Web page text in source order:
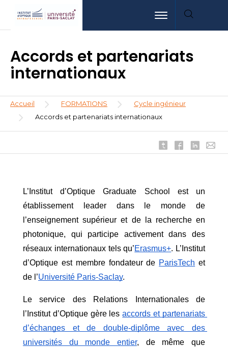
contenu
menu
la
Toggle navigation
Accords et partenariats
internationaux
Fil
d'Ariane
Accueil FORMATIONS
Cycle ingénieur
Accords et partenariats internationaux
L’Institut d’Optique Graduate School est un
établissement leader dans le monde de
l’enseignement supérieur et de la recherche en
photonique, qui participe activement dans des
réseaux internationaux tels qu’Erasmus+. L’Institut
d’Optique est membre fondateur de ParisTech et
de l’Université Paris-Saclay.
Le service des Relations Internationales de
l’Institut d’Optique gère les accords et partenariats
d’échanges et de double-diplôme avec des
universités du monde entier, de même que